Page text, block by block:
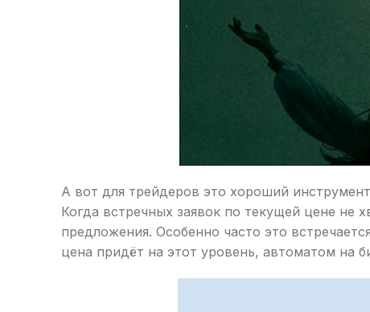
А вот для трейдеров это хороший
Когда встречных заявок по текущей цене не
предложения. Особенно часто это
цена придёт на этот уровень, автоматом на